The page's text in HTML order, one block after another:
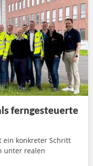
ferngesteuerte
ein konkreter Schritt
unter realen